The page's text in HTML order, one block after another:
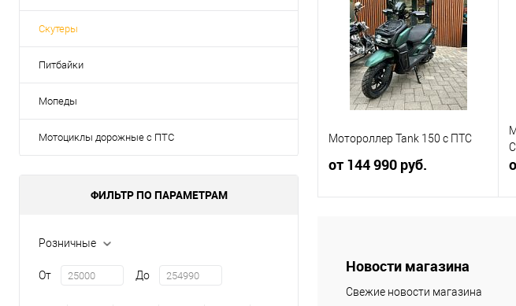
Скутеры
Питбайки
Мопеды
Мотоциклы дорожные с ПТС
ФИЛЬТР ПО ПАРАМЕТРАМ
Розничные
От До
Мотороллер Tank 150 с ПТС
от 144 990 руб.
Купить в 1
клик
Сравнение
Новости магазина
Свежие новости магазина